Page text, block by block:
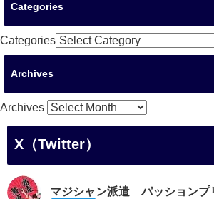
Categories
Categories
Archives
Archives
X（Twitter）
マジシャン派遣 パッションプ